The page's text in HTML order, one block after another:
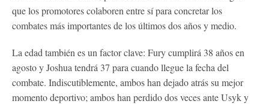
que los promotores colaboren entre sí para concretar los
combates más importantes de los últimos dos años y medio.
La edad también es un factor clave: Fury cumplirá 38 años en
agosto y Joshua tendrá 37 para cuando llegue la fecha del
combate. Indiscutiblemente, ambos han dejado atrás su mejor
momento deportivo; ambos han perdido dos veces ante Usyk y